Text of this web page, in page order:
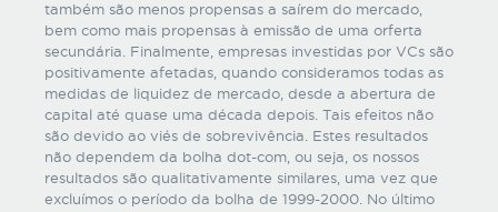
também são menos propensas a saírem do mercado,
bem como mais propensas à emissão de uma orferta
secundária. Finalmente, empresas investidas por VCs são
positivamente afetadas, quando consideramos todas as
medidas de liquidez de mercado, desde a abertura de
capital até quase uma década depois. Tais efeitos não
são devido ao viés de sobrevivência. Estes resultados
não dependem da bolha dot-com, ou seja, os nossos
resultados são qualitativamente similares, uma vez que
excluímos o período da bolha de 1999-2000. No último